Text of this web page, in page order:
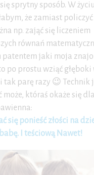
sprytny sposób. W
że zamiast policzyć
np. zająć się liczeniem
równań
patentem jaki moja
po prostu wziąć głęboki
tak parę razy 😉 Technik
może, któraś okaże się dla
się ponieść złości na
I teściową Nawet!